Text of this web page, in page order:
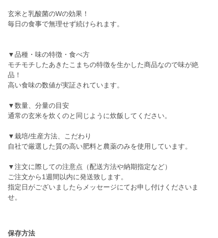
玄米と乳酸菌のWの効果！
毎日の食事で無理せず続けられます。
▼品種・味の特徴・食べ方
モチモチしたあきたこまちの特徴を生かした商品なので味が絶
品！
高い食味の数値が実証されています。
▼数量、分量の目安
通常の玄米を炊くのと同じように炊飯してください。
▼栽培/生産方法、こだわり
自社で厳選した質の高い肥料と農薬のみを使用しています。
▼注文に際しての注意点（配送方法や納期指定など）
ご注文から1週間以内に発送致します。
指定日がございましたらメッセージにてお申し付けくださいま
せ。
保存方法